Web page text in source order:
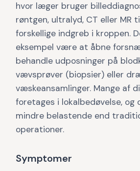
hvor læger bruger
røntgen, ultralyd, CT eller MR
forskellige indgreb i kroppen.
eksempel være at åbne
behandle udposninger på
vævsprøver (biopsier) eller
væskeansamlinger. Mange af
foretages i lokalbedøvelse, og
mindre belastende end
operationer.
Symptomer